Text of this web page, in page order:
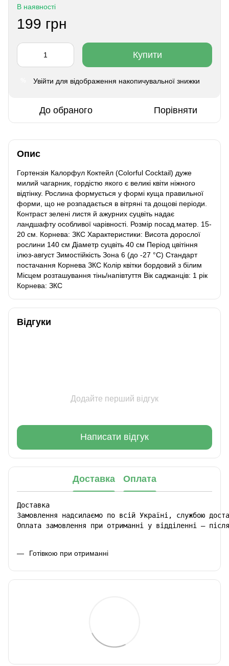
В наявності
199 грн
Купити
Увійти для відображення накопичувальної знижки
До обраного Порівняти
Опис
Гортензія Калорфул Коктейл (Colorful Cocktail) дуже
милий чагарник, гордістю якого є великі квіти ніжного
відтінку. Рослина формується у формі куща правильної
форми, що не розпадається в вітряні та дощові періоди.
Контраст зелені листя й ажурних суцвіть надає
ландшафту особливої чарівності. Розмір посад.матер. 15-
20 см. Корнева: ЗКС Характеристики: Висота дорослої
рослини 140 см Діаметр суцвіть 40 см Період цвітіння
ілюз-август Зимостійкість Зона 6 (до -27 °C) Стандарт
постачання Корнева ЗКС Колір квітки бордовий з білим
Місцем розташування тінь/напівтуття Вік саджанців: 1 рік
Корнева: ЗКС
Відгуки
Додайте перший відгук
Написати відгук
Доставка Оплата
Доставка
Замовлення надсилаємо по всій Україні, службою
Оплата замовлення при отриманні у відділенні –
Готівкою при отриманні